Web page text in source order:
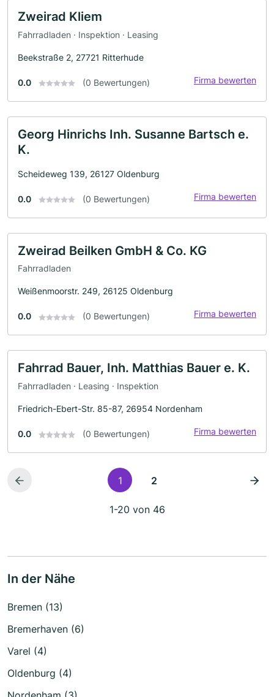
Zweirad Kliem
Fahrradladen · Inspektion · Leasing
Beekstraße 2, 27721 Ritterhude
0.0 (0 Bewertungen) Firma bewerten
Georg Hinrichs Inh. Susanne Bartsch e.
K.
Scheideweg 139, 26127 Oldenburg
0.0 (0 Bewertungen) Firma bewerten
Zweirad Beilken GmbH & Co. KG
Fahrradladen
Weißenmoorstr. 249, 26125 Oldenburg
0.0 (0 Bewertungen) Firma bewerten
Fahrrad Bauer, Inh. Matthias Bauer e. K.
Fahrradladen · Leasing · Inspektion
Friedrich-Ebert-Str. 85-87, 26954 Nordenham
0.0 (0 Bewertungen) Firma bewerten
1 2
1-20 von 46
In der Nähe
Bremen (13)
Bremerhaven (6)
Varel (4)
Oldenburg (4)